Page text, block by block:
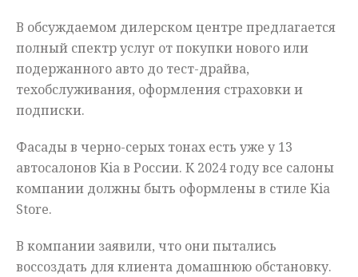
В обсуждаемом дилерском центре предлагается
полный спектр услуг от покупки нового или
подержанного авто до тест-драйва,
техобслуживания, оформления страховки и
подписки.
Фасады в черно-серых тонах есть уже у 13
автосалонов Kia в России. К 2024 году все салоны
компании должны быть оформлены в стиле Kia
Store.
В компании заявили, что они пытались
воссоздать для клиента домашнюю обстановку.